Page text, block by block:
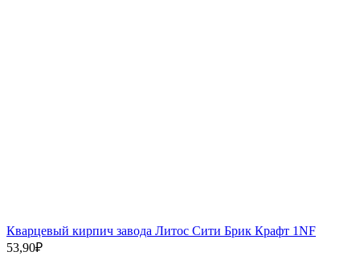
Кварцевый кирпич завода Литос Сити Брик Крафт 1NF
53,90₽